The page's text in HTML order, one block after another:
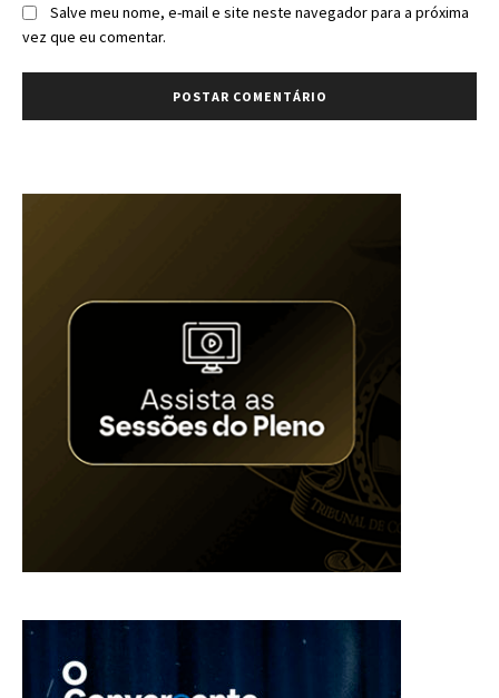
Salve meu nome, e-mail e site neste navegador para a próxima
vez que eu comentar.